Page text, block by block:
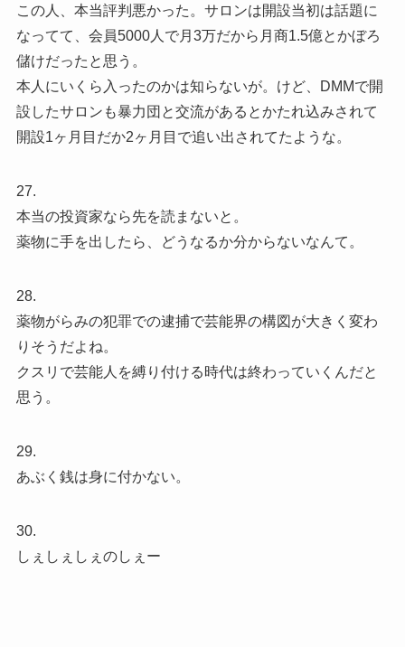
この人、本当評判悪かった。サロンは開設当初は話題に
なってて、会員5000人で月3万だから月商1.5億とかぼろ
儲けだったと思う。
本人にいくら入ったのかは知らないが。けど、DMMで開
設したサロンも暴力団と交流があるとかたれ込みされて
開設1ヶ月目だか2ヶ月目で追い出されてたような。
27.
本当の投資家なら先を読まないと。
薬物に手を出したら、どうなるか分からないなんて。
28.
薬物がらみの犯罪での逮捕で芸能界の構図が大きく変わ
りそうだよね。
クスリで芸能人を縛り付ける時代は終わっていくんだと
思う。
29.
あぶく銭は身に付かない。
30.
しぇしぇしぇのしぇー